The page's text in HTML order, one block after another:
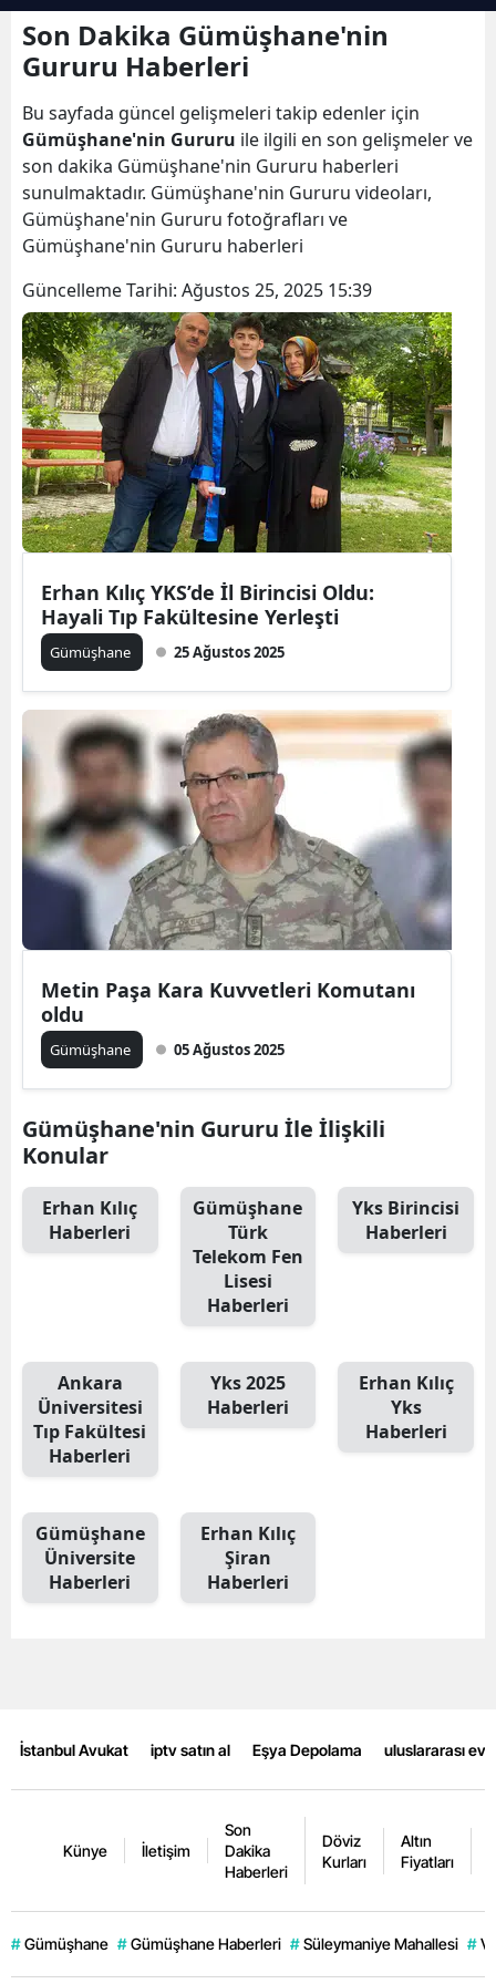
Bilecik
Bitlis
Bolu
Burdur
Bursa
Çanakkale
Çankırı
Çorum
Denizli
Diyarbakır
Erzincan
Erzurum
Eskişehir
Gaziantep
Giresun
Gümüşhane
Hakkari
Hatay
Isparta
İzmir
Kastamonu
Kayseri
Kırklareli
Kocaeli
Konya
Malatya
Muş
Nevşehir
Ordu
Sakarya
Son Dakika Gümüşhane'nin
Gururu Haberleri
Bu sayfada güncel gelişmeleri takip edenler için
Gümüşhane'nin Gururu ile ilgili en son gelişmeler ve
son dakika Gümüşhane'nin Gururu haberleri
sunulmaktadır. Gümüşhane'nin Gururu videoları,
Gümüşhane'nin Gururu fotoğrafları ve
Gümüşhane'nin Gururu haberleri
Güncelleme Tarihi: Ağustos 25, 2025 15:39
Erhan Kılıç YKS’de İl Birincisi Oldu:
Hayali Tıp Fakültesine Yerleşti
Gümüşhane 25 Ağustos 2025
Metin Paşa Kara Kuvvetleri Komutanı
oldu
Gümüşhane 05 Ağustos 2025
Gümüşhane'nin Gururu İle İlişkili
Konular
Erhan Kılıç
Haberleri
Gümüşhane
Türk
Telekom Fen
Lisesi
Haberleri
Yks Birincisi
Haberleri
Ankara
Üniversitesi
Tıp Fakültesi
Haberleri
Yks 2025
Haberleri
Erhan Kılıç
Yks
Haberleri
Gümüşhane
Üniversite
Haberleri
Erhan Kılıç
Şiran
Haberleri
İstanbul Avukat iptv satın al Eşya Depolama uluslararası
Künye İletişim
Son
Dakika
Haberleri
Döviz
Kurları
Altın
Fiyatları
# Gümüşhane # Gümüşhane Haberleri # Süleymaniye Mahallesi #